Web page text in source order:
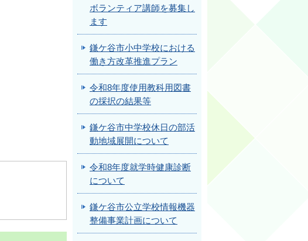
ボランティア講師を募集し
ます
鎌ケ谷市小中学校における
働き方改革推進プラン
令和8年度使用教科用図書
の採択の結果等
鎌ケ谷市中学校休日の部活
動地域展開について
令和8年度就学時健康診断
について
鎌ケ谷市公立学校情報機器
整備事業計画について